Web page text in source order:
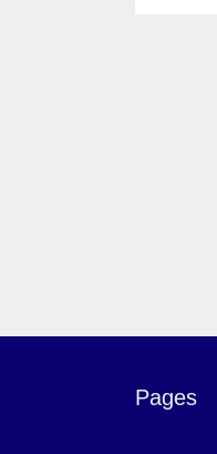
Pages